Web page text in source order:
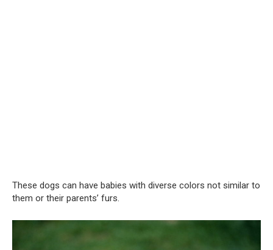
These dogs can have babies with diverse colors not similar to
them or their parents’ furs.